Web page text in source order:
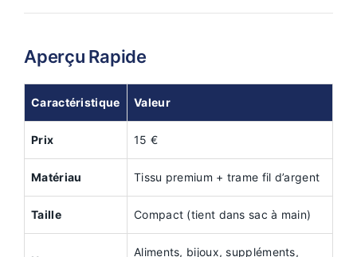
Aperçu Rapide
Caractéristique Valeur
Prix 15 €
Matériau Tissu premium + trame fil d’argent
Taille Compact (tient dans sac à main)
Aliments, bijoux, suppléments,